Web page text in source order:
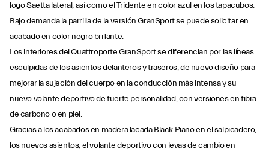
logo Saetta lateral, así como el Tridente en color azul en los tapacubos.
Bajo demanda la parrilla de la versión GranSport se puede solicitar en
acabado en color negro brillante.
Los interiores del Quattroporte GranSport se diferencian por las líneas
esculpidas de los asientos delanteros y traseros, de nuevo diseño para
mejorar la sujeción del cuerpo en la conducción más intensa y su
nuevo volante deportivo de fuerte personalidad, con versiones en fibra
de carbono o en piel.
Gracias a los acabados en madera lacada Black Piano en el salpicadero,
los nuevos asientos, el volante deportivo con levas de cambio en